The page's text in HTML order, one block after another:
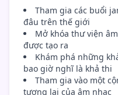
Tham gia các buổi
đâu trên thế giới
Mở khóa thư viện
được tạo ra
Khám phá những
bao giờ nghĩ là khả thi
Tham gia vào một
tương lai của âm nhạc